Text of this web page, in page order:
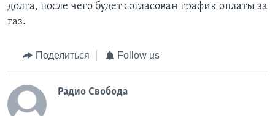
долга, после чего будет согласован график оплаты за
газ.
Поделиться Follow us
Радио Свобода